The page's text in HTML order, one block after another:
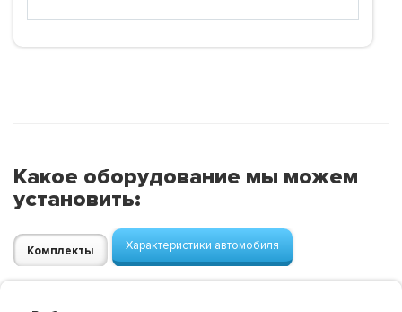
Какое оборудование мы можем
установить:
Комплекты Характеристики автомобиля